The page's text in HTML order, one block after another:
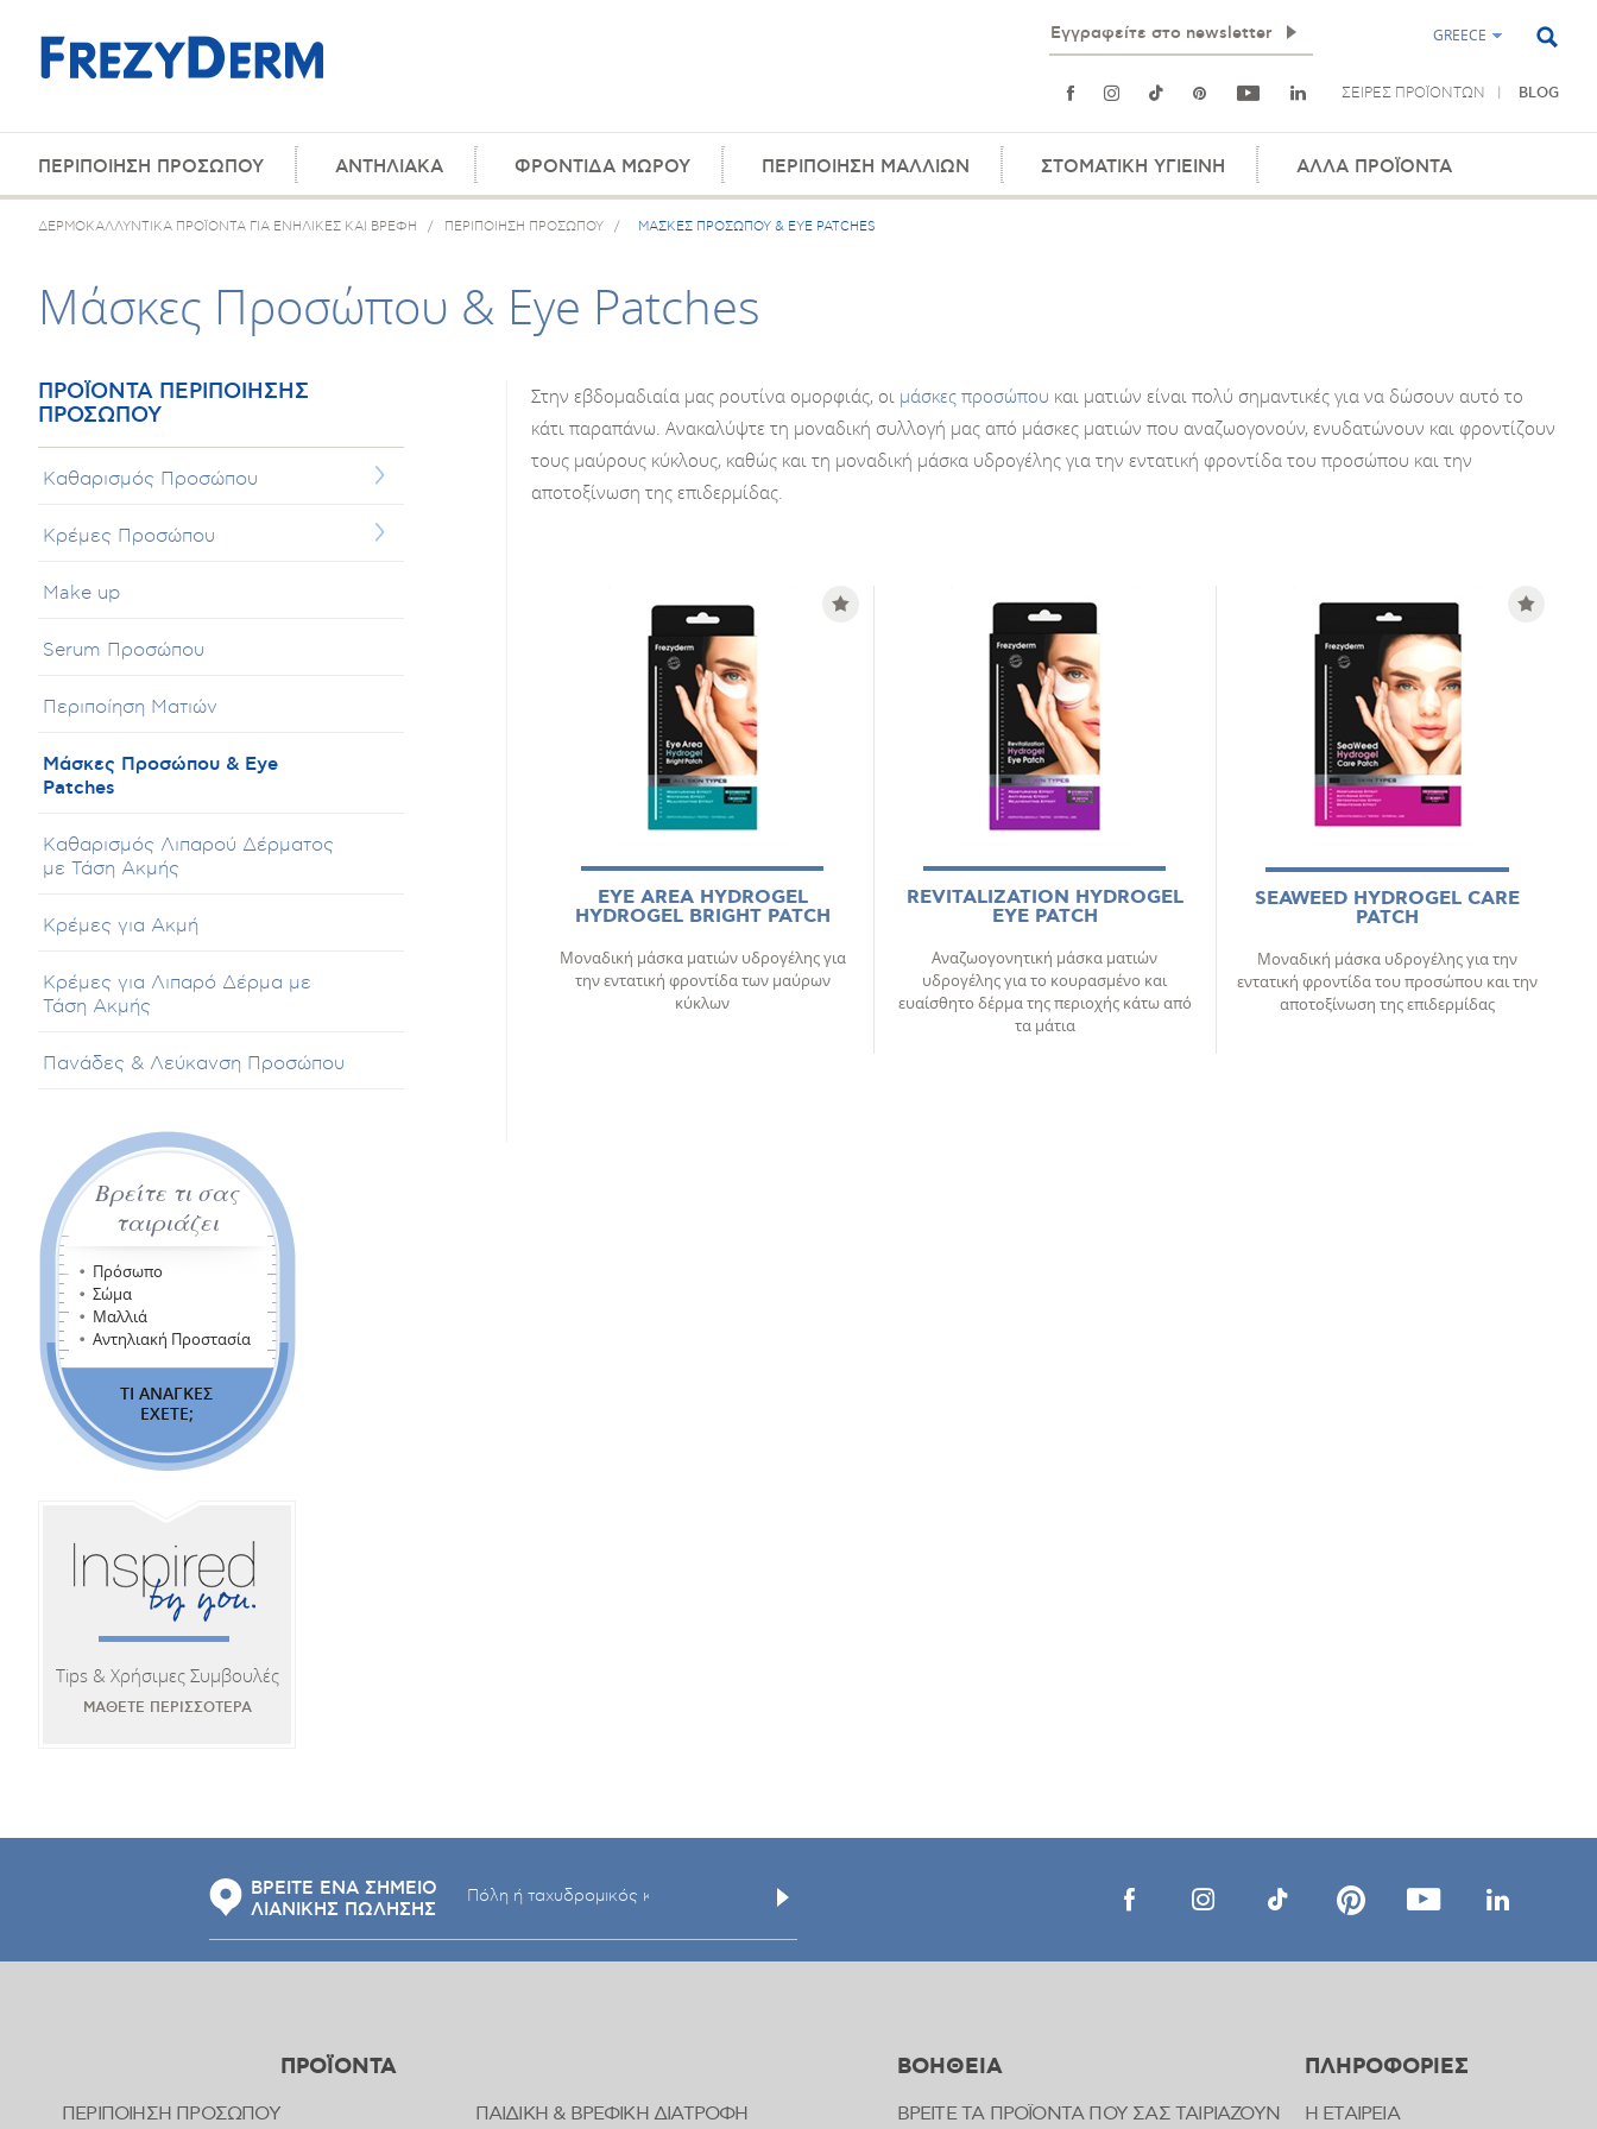
GREECE
ΣΕΙΡΕΣ ΠΡΟΪΟΝΤΩΝ BLOG
ΠΕΡΙΠΟΙΗΣΗ ΠΡΟΣΩΠΟΥ ΑΝΤΗΛΙΑΚΑ ΦΡΟΝΤΙΔΑ ΜΩΡΟΥ ΠΕΡΙΠΟΙΗΣΗ ΜΑΛΛΙΩΝ ΣΤΟΜΑΤΙΚΗ ΥΓΙΕΙΝΗ ΑΛΛΑ ΠΡΟΪΟΝΤΑ
ΔΕΡΜΟΚΑΛΛΥΝΤΙΚΑ ΠΡΟΪΟΝΤΑ ΓΙΑ ΕΝΗΛΙΚΕΣ ΚΑΙ ΒΡΕΦΗ / ΠΕΡΙΠΟΙΗΣΗ ΠΡΟΣΩΠΟΥ / ΜΑΣΚΕΣ ΠΡΟΣΩΠΟΥ & EYE PATCHES
Μάσκες Προσώπου & Eye Patches
Στην εβδομαδιαία μας ρουτίνα ομορφιάς, οι μάσκες προσώπου και ματιών είναι πολύ σημαντικές για να δώσουν αυτό το
κάτι παραπάνω. Ανακαλύψτε τη μοναδική συλλογή μας από μάσκες ματιών που αναζωογονούν, ενυδατώνουν και φροντίζουν
τους μαύρους κύκλους, καθώς και τη μοναδική μάσκα υδρογέλης για την εντατική φροντίδα του προσώπου και την
αποτοξίνωση της επιδερμίδας.
EYE AREA HYDROGEL
HYDROGEL BRIGHT PATCH
Μοναδική μάσκα ματιών υδρογέλης για
την εντατική φροντίδα των μαύρων
κύκλων
REVITALIZATION HYDROGEL
EYE PATCH
Αναζωογονητική μάσκα ματιών
υδρογέλης για το κουρασμένο και
ευαίσθητο δέρμα της περιοχής κάτω από
τα μάτια
SEAWEED HYDROGEL CARE
PATCH
Μοναδική μάσκα υδρογέλης για την
εντατική φροντίδα του προσώπου και την
αποτοξίνωση της επιδερμίδας
ΠΡΟΪΟΝΤΑ ΠΕΡΙΠΟΙΗΣΗΣ
ΠΡΟΣΩΠΟΥ
Καθαρισμός Προσώπου
Κρέμες Προσώπου
Make up
Serum Προσώπου
Περιποίηση Ματιών
Μάσκες Προσώπου & Eye
Patches
Καθαρισμός Λιπαρού Δέρματος
με Τάση Ακμής
Κρέμες για Ακμή
Κρέμες για Λιπαρό Δέρμα με
Τάση Ακμής
Πανάδες & Λεύκανση Προσώπου
Βρείτε τι σας
ταιριάζει
Πρόσωπο
Σώμα
Μαλλιά
Αντηλιακή Προστασία
ΤΙ ΑΝΑΓΚΕΣ
ΕΧΕΤΕ;
Tips & Χρήσιμες Συμβουλές
ΜΑΘΕΤΕ ΠΕΡΙΣΣΟΤΕΡΑ
ΒΡΕΙΤΕ ΕΝΑ ΣΗΜΕΙΟ
ΛΙΑΝΙΚΗΣ ΠΩΛΗΣΗΣ
ΠΡΟΪΟΝΤΑ
ΠΕΡΙΠΟΙΗΣΗ ΠΡΟΣΩΠΟΥ ΠΑΙΔΙΚΗ & ΒΡΕΦΙΚΗ ΔΙΑΤΡΟΦΗ
ΒΟΗΘΕΙΑ
ΒΡΕΙΤΕ ΤΑ ΠΡΟΪΟΝΤΑ ΠΟΥ ΣΑΣ ΤΑΙΡΙΑΖΟΥΝ
ΠΛΗΡΟΦΟΡΙΕΣ
Η ΕΤΑΙΡΕΙΑ